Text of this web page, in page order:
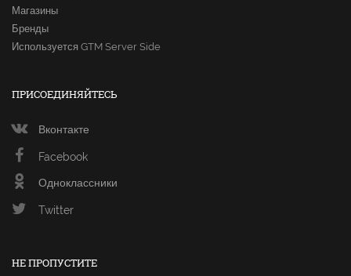
Магазины
Бренды
Используется GTM Server Side
ПРИСОЕДИНЯЙТЕСЬ
Вконтакте
Facebook
Одноклассники
Twitter
НЕ ПРОПУСТИТЕ